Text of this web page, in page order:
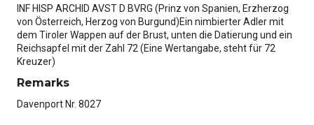
INF HISP ARCHID AVST D BVRG (Prinz von Spanien, Erzherzog
von Österreich, Herzog von Burgund)Ein nimbierter Adler mit
dem Tiroler Wappen auf der Brust, unten die Datierung und ein
Reichsapfel mit der Zahl 72 (Eine Wertangabe, steht für 72
Kreuzer)
Remarks
Davenport Nr. 8027